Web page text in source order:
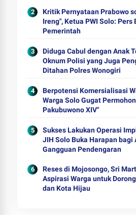
Kritik Pernyataan Prabowo
Ireng", Ketua PWI Solo: Pers
Pemerintah
Diduga Cabul dengan Anak
Oknum Polisi yang Juga
Ditahan Polres Wonogiri
Berpotensi Komersialisasi
Warga Solo Gugat
Pakubuwono XIV"
Sukses Lakukan Operasi
JIH Solo Buka Harapan bagi
Gangguan Pendengaran
Reses di Mojosongo, Sri
Aspirasi Warga untuk
dan Kota Hijau